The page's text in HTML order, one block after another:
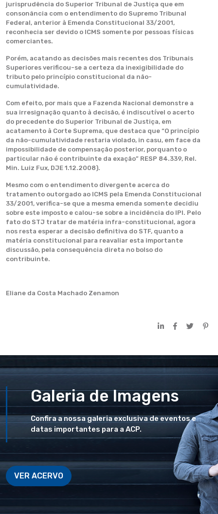
jurisprudência do Superior Tribunal de Justiça que em
consonância com o entendimento do Supremo Tribunal
Federal, anterior à Emenda Constitucional 33/2001,
reconhecia ser devido o ICMS somente por pessoas físicas
comerciantes.
Porém, acatando as decisões mais recentes dos Tribunais
Superiores verificou-se a certeza da inexigibilidade do
tributo pelo princípio constitucional da não-
cumulatividade.
Com efeito, por mais que a Fazenda Nacional demonstre a
sua irresignaçäo quanto à decisão, é indiscutível o acerto
do precedente do Superior Tribunal de Justiça, em
acatamento à Corte Suprema, que destaca que “O princípio
da não-cumulatividade restaria violado, in casu, em face da
impossibilidade de compensação posterior, porquanto o
particular não é contribuinte da exação” RESP 84.339, Rel.
Min. Luiz Fux, DJE 1.12.2008).
Mesmo com o entendimento divergente acerca do
tratamento outorgado ao ICMS pela Emenda Constitucional
33/2001, verifica-se que a mesma emenda somente decidiu
sobre este imposto e calou-se sobre a incidência do IPI. Pelo
fato do STJ tratar de matéria infra-constitucional, agora
nos resta esperar a decisão definitiva do STF, quanto a
matéria constitucional para reavaliar esta importante
discussão, pela consequência direta no bolso do
contribuinte.
Eliane da Costa Machado Zenamon
Galeria de Imagens
Confira a nossa galeria exclusiva de eventos e
datas importantes para a ACP.
VER ACERVO